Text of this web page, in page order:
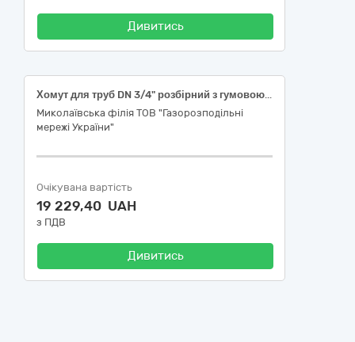
Дивитись
Хомут для труб DN 3/4" розбірний з гумовою прокладкою
Миколаївська філія ТОВ "Газорозподільні
мережі України"
Очікувана вартість
19 229,40 UAH
з ПДВ
Дивитись